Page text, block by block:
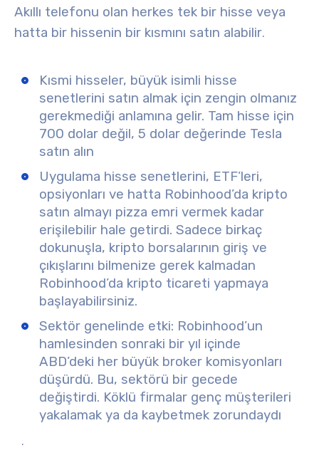
Akıllı telefonu olan herkes tek bir hisse veya
hatta bir hissenin bir kısmını satın alabilir.
Kısmi hisseler, büyük isimli hisse
senetlerini satın almak için zengin olmanız
gerekmediği anlamına gelir. Tam hisse için
700 dolar değil, 5 dolar değerinde Tesla
satın alın
Uygulama hisse senetlerini, ETF’leri,
opsiyonları ve hatta Robinhood’da kripto
satın almayı pizza emri vermek kadar
erişilebilir hale getirdi. Sadece birkaç
dokunuşla, kripto borsalarının giriş ve
çıkışlarını bilmenize gerek kalmadan
Robinhood’da kripto ticareti yapmaya
başlayabilirsiniz.
Sektör genelinde etki: Robinhood’un
hamlesinden sonraki bir yıl içinde
ABD’deki her büyük broker komisyonları
düşürdü. Bu, sektörü bir gecede
değiştirdi. Köklü firmalar genç müşterileri
yakalamak ya da kaybetmek zorundaydı
.